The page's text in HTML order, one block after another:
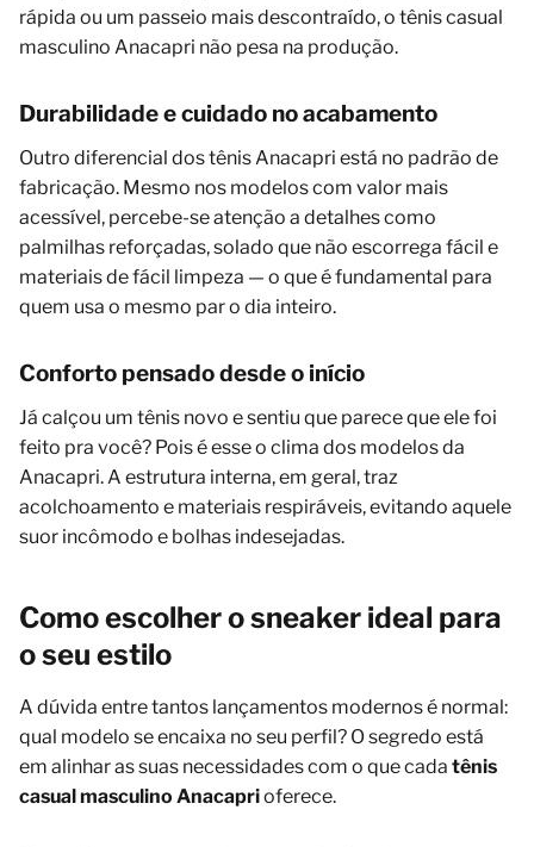
rápida ou um passeio mais descontraído, o tênis casual
masculino Anacapri não pesa na produção.
Durabilidade e cuidado no acabamento
Outro diferencial dos tênis Anacapri está no padrão de
fabricação. Mesmo nos modelos com valor mais
acessível, percebe-se atenção a detalhes como
palmilhas reforçadas, solado que não escorrega fácil e
materiais de fácil limpeza — o que é fundamental para
quem usa o mesmo par o dia inteiro.
Conforto pensado desde o início
Já calçou um tênis novo e sentiu que parece que ele foi
feito pra você? Pois é esse o clima dos modelos da
Anacapri. A estrutura interna, em geral, traz
acolchoamento e materiais respiráveis, evitando aquele
suor incômodo e bolhas indesejadas.
Como escolher o sneaker ideal para
o seu estilo
A dúvida entre tantos lançamentos modernos é normal:
qual modelo se encaixa no seu perfil? O segredo está
em alinhar as suas necessidades com o que cada tênis
casual masculino Anacaprioferece.